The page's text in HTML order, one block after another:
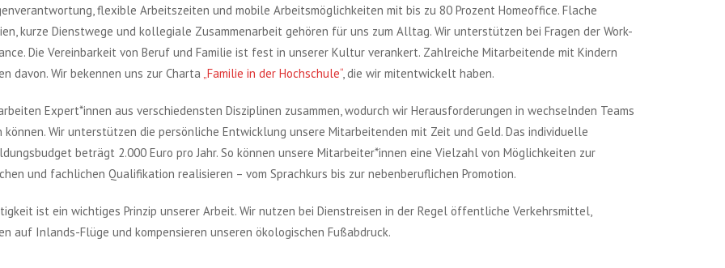
flexible Arbeitszeiten und mobile Arbeitsmöglichkeiten mit bis zu 80 Prozent Homeoffice. Flache
kurze Dienstwege und kollegiale Zusammenarbeit gehören für uns zum Alltag. Wir unterstützen bei Fragen der Work-
Die Vereinbarkeit von Beruf und Familie ist fest in unserer Kultur verankert. Zahlreiche Mitarbeitende mit Kindern
davon. Wir bekennen uns zur Charta „Familie in der Hochschule“, die wir mitentwickelt haben.
Expert*innen aus verschiedensten Disziplinen zusammen, wodurch wir Herausforderungen in wechselnden Teams
können. Wir unterstützen die persönliche Entwicklung unsere Mitarbeitenden mit Zeit und Geld. Das individuelle
beträgt 2.000 Euro pro Jahr. So können unsere Mitarbeiter*innen eine Vielzahl von Möglichkeiten zur
und fachlichen Qualifikation realisieren – vom Sprachkurs bis zur nebenberuflichen Promotion.
ist ein wichtiges Prinzip unserer Arbeit. Wir nutzen bei Dienstreisen in der Regel öffentliche Verkehrsmittel,
auf Inlands-Flüge und kompensieren unseren ökologischen Fußabdruck.